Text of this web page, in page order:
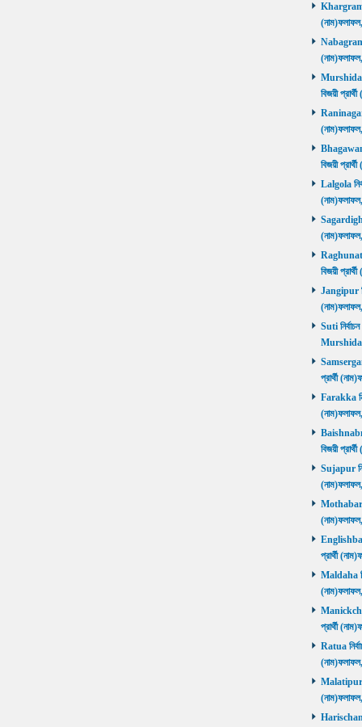
Khargram
Nabagram
বিজয়ী
Raninagar
বিজয়ী
Lalgola
Sagardighi
বিজয়ী
Jangipur
Suti
প্রার্থী
Farakka
বিজয়ী
Sujapur
Mothabari
প্রার্থী
Maldaha
প্রার্থী
Ratua
Malatipur